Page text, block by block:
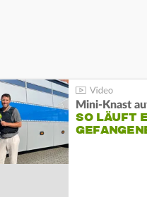
Mini-Knast
SO LÄUFT